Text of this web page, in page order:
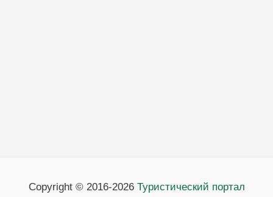
Copyright © 2016-2026 Туристический портал